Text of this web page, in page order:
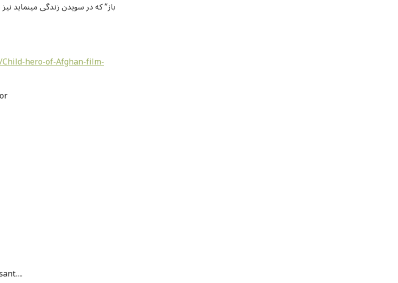
باز” که در سویدن زندگی مینماید
hero-of-Afghan-film-